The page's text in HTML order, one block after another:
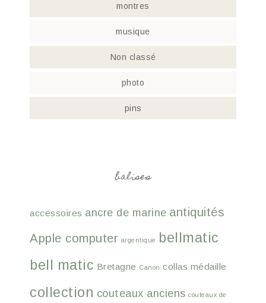
montres
musique
Non classé
photo
pins
balises
accessoires ancre de marine antiquités
Apple computer argentique
bellmatic
bell matic Bretagne Canon collas médaille
collection couteaux anciens couteaux de